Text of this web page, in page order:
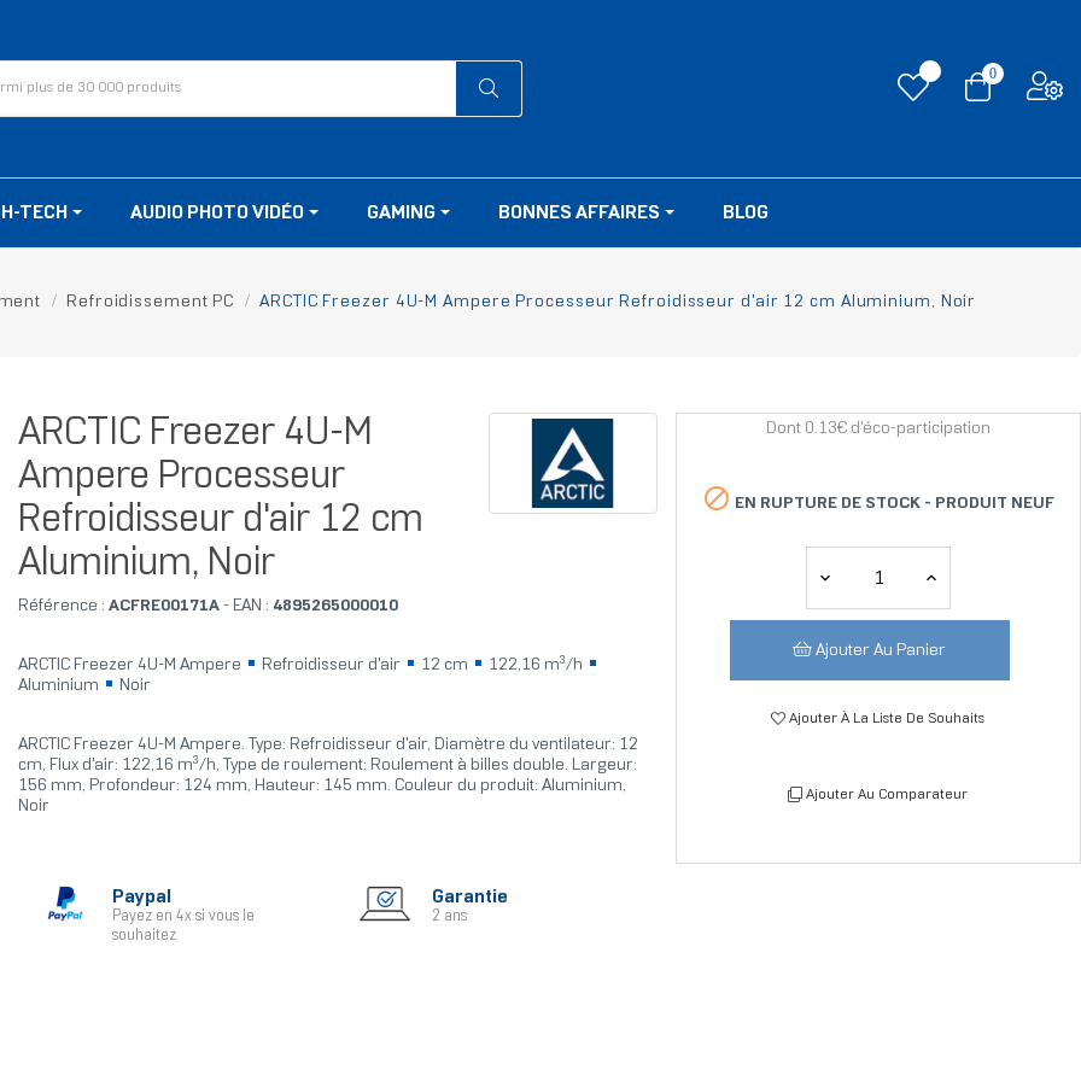
0
TECH AUDIO PHOTO VIDÉO GAMING BONNES AFFAIRES BLOG
Refroidissement PC ARCTIC Freezer 4U-M Ampere Processeur Refroidisseur d'air 12 cm Aluminium, Noir
ARCTIC Freezer 4U-M
Ampere Processeur
Refroidisseur d'air 12 cm
Aluminium, Noir
Référence : ACFRE00171A- EAN : 4895265000010
ARCTIC Freezer 4U-M Ampere Refroidisseur d'air 12 cm
122,16 m³/h
Aluminium
Noir
ARCTIC Freezer 4U-M Ampere. Type: Refroidisseur d'air, Diamètre du ventilateur: 12
cm, Flux d'air: 122,16 m³/h, Type de roulement: Roulement à billes double. Largeur:
156 mm, Profondeur: 124 mm, Hauteur: 145 mm. Couleur du produit: Aluminium,
Noir
Paypal
Payez en 4x si vous le
souhaitez
Garantie
2 ans
Dont 0.13€ d'éco-participation
 EN RUPTURE DE STOCK - PRODUIT NEUF
Ajouter Au Panier
Ajouter À La Liste De Souhaits
Ajouter Au Comparateur